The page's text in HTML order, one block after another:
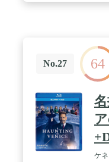
No.27 64
ケ